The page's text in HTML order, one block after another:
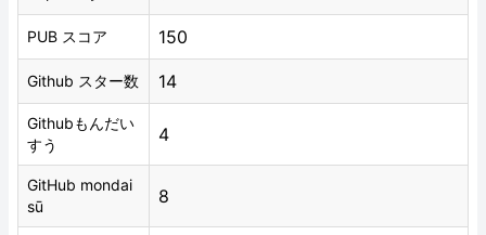
PUB スコア 150
Github スター数 14
Githubもんだい
すう
4
GitHub mondai
sū
8